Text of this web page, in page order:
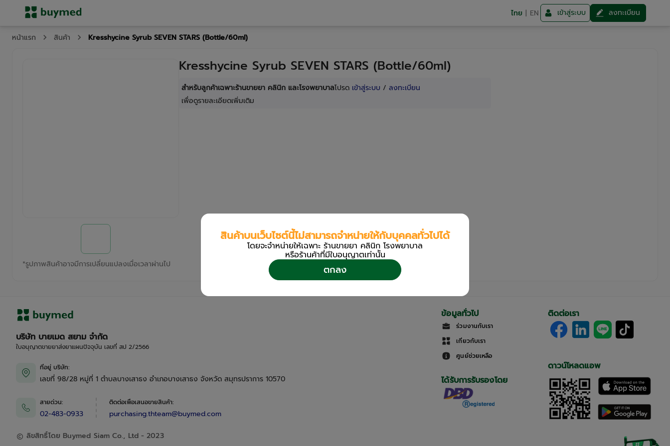
ไทย | EN เข้าสู่ระบบ ลงทะเบียน
หน้าแรก สินค้า Kresshycine Syrub SEVEN STARS (Bottle/60ml)
*รูปภาพสินค้าอาจมีการเปลี่ยนแปลงเมื่อเวลาผ่านไป
Kresshycine Syrub SEVEN STARS (Bottle/60ml)
สำหรับลูกค้าเฉพาะร้านขายยา คลินิก และโรงพยาบาลโปรด เข้าสู่ระบบ / ลงทะเบียน
เพื่อดูรายละเอียดเพิ่มเติม
บริษัท บายเมด สยาม จำกัด
ใบอนุญาตขายยาส่งยาแผนปัจจุบัน เลขที่ สป 2/2566
ที่อยู่ บริษัท:
เลขที่ 98/28 หมู่ที่ 1 ตำบลบางเสาธง อำเภอบางเสาธง จังหวัด สมุทรปราการ 10570
สายด่วน:
02-483-0933
ติดต่อเพื่อเสนอขายสินค้า:
purchasing.thteam@buymed.com
ลิขสิทธิ์โดย Buymed Siam Co., Ltd - 2023
ข้อมูลทั่วไป
ร่วมงานกับเรา
เกี่ยวกับเรา
ศูนย์ช่วยเหลือ
ได้รับการรับรองโดย
ติดต่อเรา
ดาวน์โหลดแอพ
สินค้าบนเว็บไซต์นี้ไม่สามารถจำหน่ายให้กับบุคคลทั่วไปได้
โดยจะจำหน่ายให้เฉพาะ ร้านขายยา คลินิก โรงพยาบาล
หรือร้านค้าที่มีใบอนุญาตเท่านััน
ตกลง